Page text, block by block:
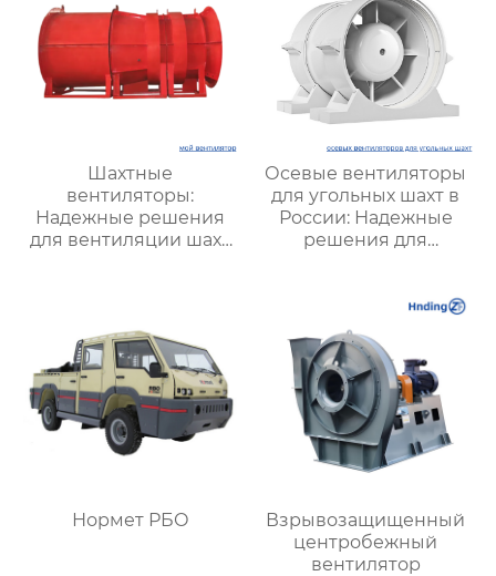
Шахтные
вентиляторы:
Надежные решения
для вентиляции шахт
Осевые вентиляторы
для угольных шахт в
России: Надежные
решения для
безопасности
Нормет РБО
Взрывозащищенный
центробежный
вентилятор